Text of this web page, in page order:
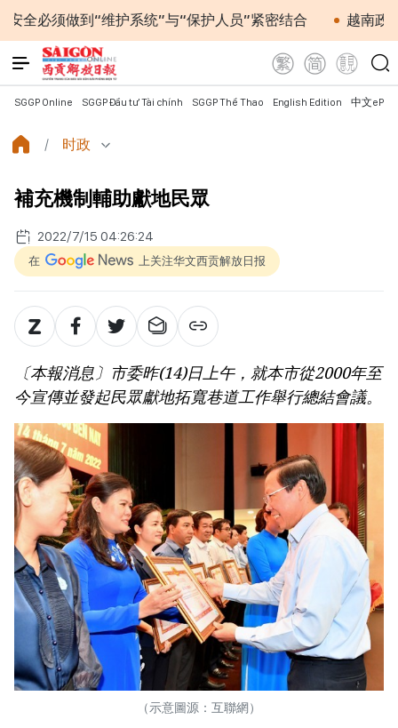
到“维护系统”与“保护人员”紧密结合 越南政府总理黎
SGGP Online SGGP Đầu tư Tài chính SGGP Thể Thao English Edition 中文
时政
補充機制輔助獻地民眾
2022/7/15 04:26:24
在 上关注华文西贡解放日报
〔本報消息〕市委昨(14)日上午，就本市從2000年至
今宣傳並發起民眾獻地拓寬巷道工作舉行總結會議。
（示意圖源：互聯網）